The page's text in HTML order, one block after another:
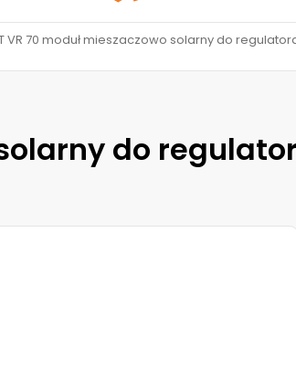
VR 70 moduł mieszaczowo solarny do
do